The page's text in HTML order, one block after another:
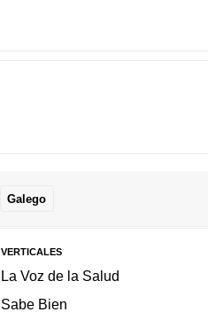
Galego
VERTICALES
La Voz de la Salud
Sabe Bien